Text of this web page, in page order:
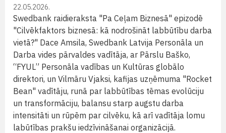
22.05.2026.
Swedbank raidieraksta "Pa Ceļam Biznesā" epizodē
"Cilvēkfaktors biznesā: kā nodrošināt labbūtību darba
vietā?" Dace Amsila, Swedbank Latvija Personāla un
Darba vides pārvaldes vadītāja, ar Pārslu Baško,
“FYUL” Personāla vadības un Kultūras globālo
direktori, un Vilmāru Vjaksi, kafijas uzņēmuma "Rocket
Bean" vadītāju, runā par labbūtības tēmas evolūciju
un transformāciju, balansu starp augstu darba
intensitāti un rūpēm par cilvēku, kā arī vadītāja lomu
labūtības prakšu iedzīvināšanai organizācijā.